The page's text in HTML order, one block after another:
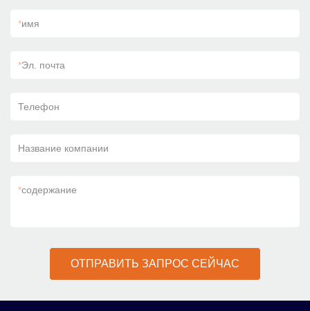
*имя
*Эл. почта
Телефон
Название компании
*содержание
ОТПРАВИТЬ ЗАПРОС СЕЙЧАС